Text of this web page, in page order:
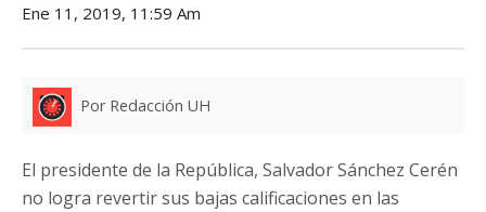
Ene 11, 2019, 11:59 Am
Por Redacción UH
El presidente de la República, Salvador Sánchez Cerén
no logra revertir sus bajas calificaciones en las